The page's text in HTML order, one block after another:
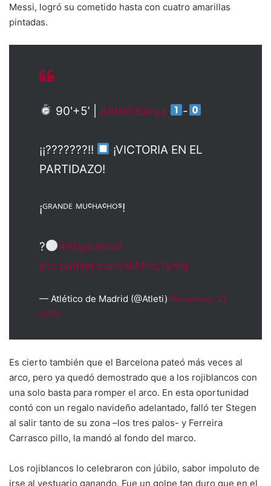
Messi, logró su cometido hasta con cuatro amarillas
pintadas.
90'+5’ | #AtletiBarça -
¡¡???????!!
¡VICTORIA EN EL
PARTIDAZO!
¡ᴳᴿᴬᴺᴰᴱ ᴹᵁᶜᴴᴬᶜᴴᴼˢ!
?
#AúpaAtleti
pic.twitter.com/6AFhL1yhhj
— Atlético de Madrid (@Atleti) November 21,
2020
Es cierto también que el Barcelona pateó más veces al
arco, pero ya quedó demostrado que a los rojiblancos con
una solo basta para romper el arco. En esta oportunidad
contó con un regalo navideño adelantado, falló ter Stegen
al salir tanto de su zona –los tres palos- y Ferreira
Carrasco pillo, la mandó al fondo del marco.
Los rojiblancos lo celebraron con júbilo, sabor impoluto de
irse al vestuario ganando. Fue un golpe tan duro que en el